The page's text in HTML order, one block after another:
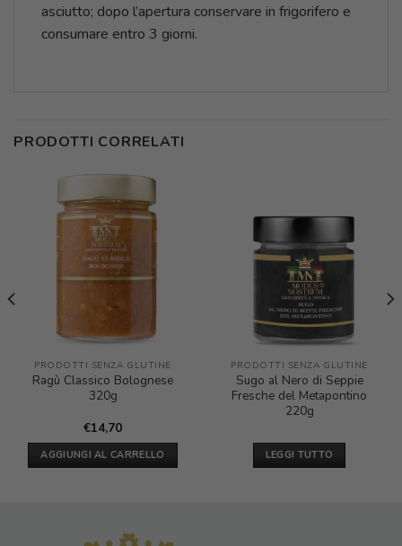
asciutto; dopo l’apertura conservare in frigorifero e
consumare entro 3 giorni.
PRODOTTI CORRELATI
PRODOTTI SENZA GLUTINE
Ragù Classico Bolognese
320g
€14,70
AGGIUNGI AL CARRELLO
PRODOTTI SENZA GLUTINE
Sugo al Nero di Seppie
Fresche del Metapontino
220g
LEGGI TUTTO